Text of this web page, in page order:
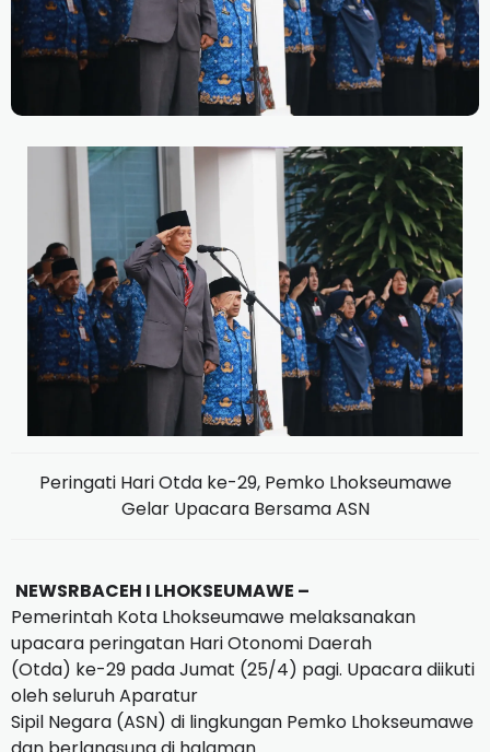
Peringati Hari Otda ke-29, Pemko Lhokseumawe
Gelar Upacara Bersama ASN
NEWSRBACEH I LHOKSEUMAWE –
Pemerintah Kota Lhokseumawe melaksanakan
upacara peringatan Hari Otonomi Daerah
(Otda) ke-29 pada Jumat (25/4) pagi. Upacara diikuti
oleh seluruh Aparatur
Sipil Negara (ASN) di lingkungan Pemko Lhokseumawe